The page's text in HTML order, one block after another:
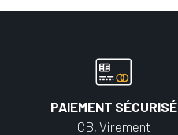
PAIEMENT SÉCURISÉ
CB, Virement